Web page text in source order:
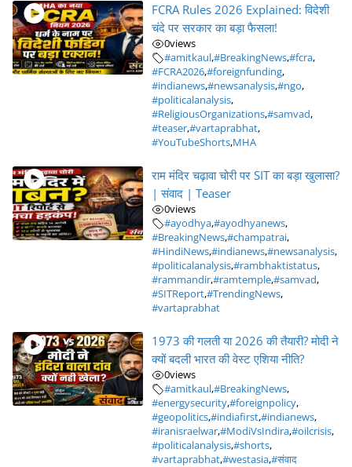
FCRA Rules 2026 Explained: विदेशी
चंदे पर सरकार का बड़ा फैसला!
0views
#amitkaul,#BreakingNews,#fcra,
#FCRA2026,#foreignfunding,
#indianews,#newsanalysis,#ngo,
#politicalanalysis,
#ReligiousOrganizations,#samvad,
#teaser,#vartaprabhat,
#YouTubeShorts,MHA
राम मंदिर चढ़ावा चोरी पर SIT का बड़ा खुलासा?
| संवाद | Teaser
0views
#ayodhya,#ayodhyanews,
#BreakingNews,#champatrai,
#HindiNews,#indianews,#newsanalysis,
#politicalanalysis,#rambhaktistatus,
#rammandir,#ramtemple,#samvad,
#SITReport,#TrendingNews,
#vartaprabhat
1973 की गलती या 2026 की तैयारी? मोदी ने
क्यों बदली भारत की वेस्ट एशिया नीति?
0views
#amitkaul,#BreakingNews,
#energysecurity,#foreignpolicy,
#geopolitics,#indiafirst,#indianews,
#iranisraelwar,#ModiVsIndira,#oilcrisis,
#politicalanalysis,#shorts,
#vartaprabhat,#westasia,#संवाद